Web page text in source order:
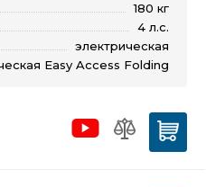
180 кг
4 л.с.
электрическая
Easy Access Folding